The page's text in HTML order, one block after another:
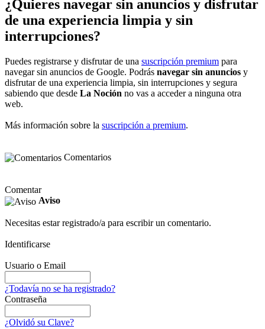
¿Quieres navegar sin anuncios y disfrutar
de una experiencia limpia y sin
interrupciones?
Puedes registrarse y disfrutar de una suscripción premium para
navegar sin anuncios de Google. Podrás navegar sin anuncios y
disfrutar de una experiencia limpia, sin interrupciones y segura
sabiendo que desde La Noción no vas a acceder a ninguna otra
web.
Más información sobre la suscripción a premium.
Comentarios
Comentar
Aviso
Necesitas estar registrado/a para escribir un comentario.
Identificarse
Usuario o Email
¿Todavía no se ha registrado?
Contraseña
¿Olvidó su Clave?